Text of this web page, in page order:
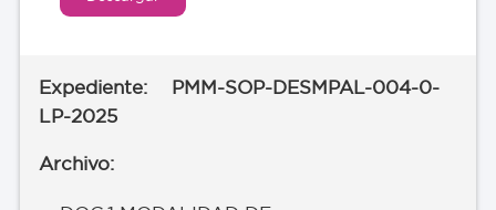
PMM-SOP-DESMPAL-004-0-
LP-2025